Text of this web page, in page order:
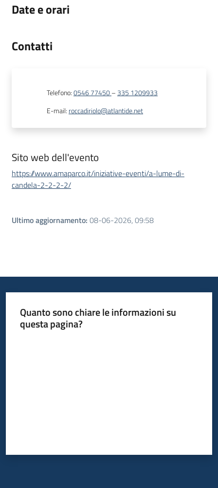
Date e orari
Contatti
Telefono:0546 77450– 335 1209933
E-mail: roccadiriolo@atlantide.net
Sito web dell'evento
https://www.amaparco.it/iniziative-eventi/a-lume-di-
candela-2-2-2-2/
Ultimo aggiornamento: 08-06-2026, 09:58
Quanto sono chiare le informazioni su
questa pagina?